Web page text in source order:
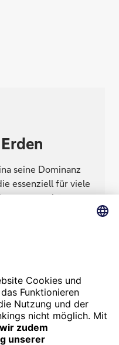
seine Dominanz
essenziell für viele
ausnutzen könnte.